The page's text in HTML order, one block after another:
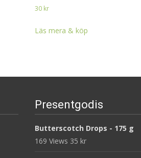
30 kr
Läs mera & köp
Presentgodis
Butterscotch Drops - 175 g
169 Views 35 kr